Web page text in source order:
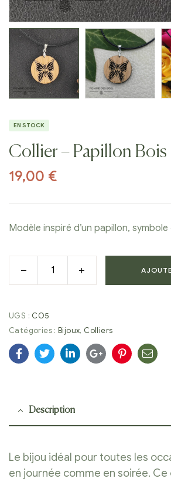
EN STOCK
Collier – Papillon Bois
19,00 €
Modèle inspiré d’un papillon,
UGS : CO5
Catégories :Bijoux, Colliers
Facebook
TwitterLinkedinGoogle+Pinterest
E-
Description
Le bijou idéal pour toutes les
en journée comme en soirée.